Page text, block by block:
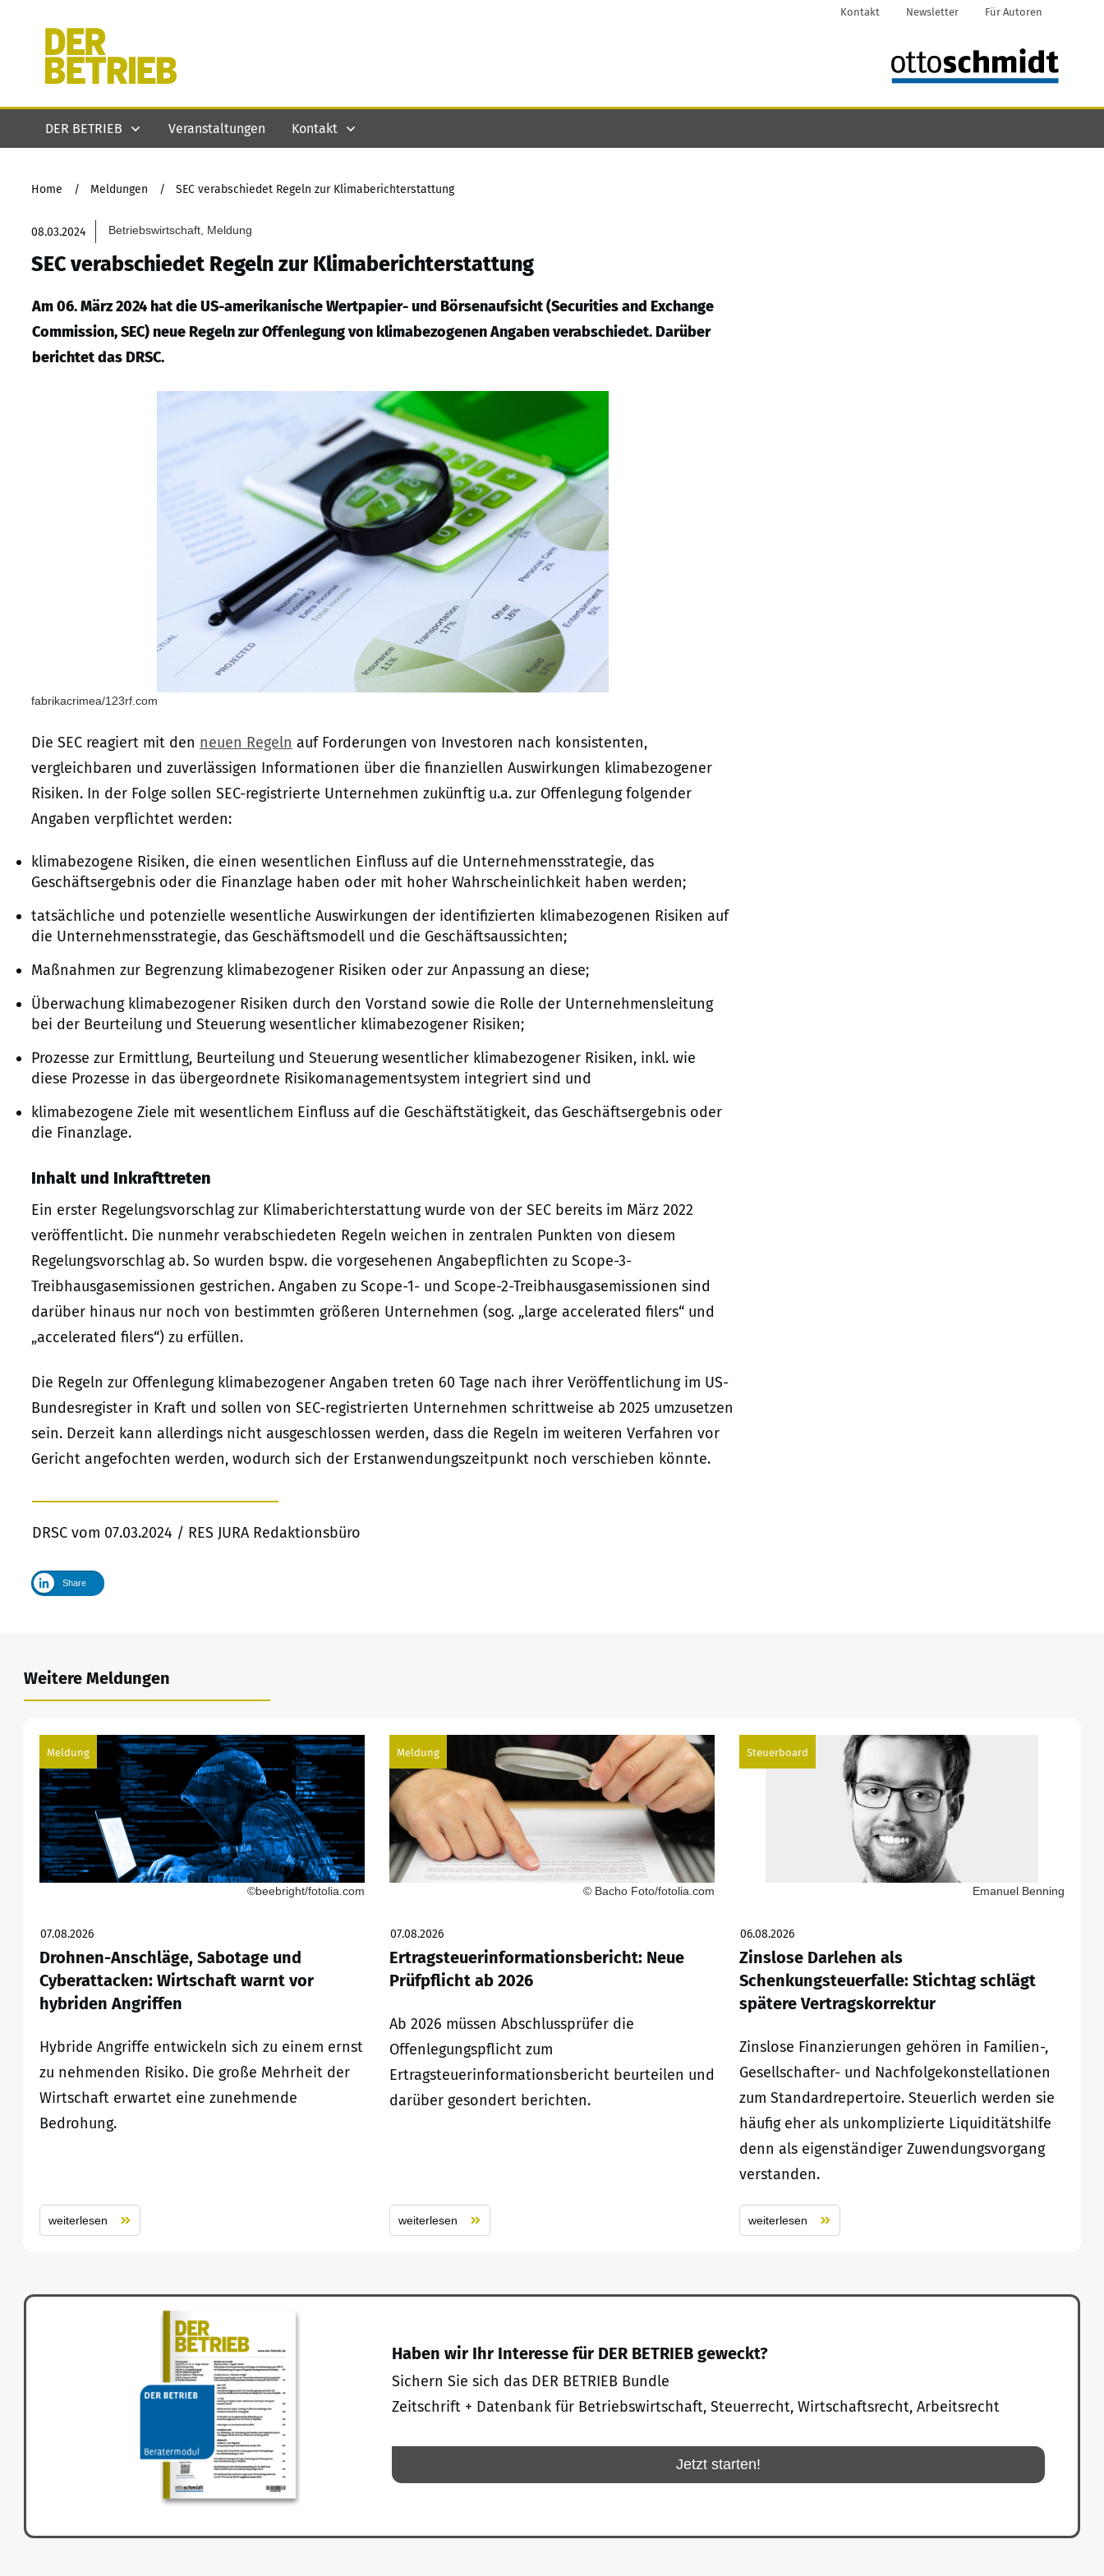
Kontakt Newsletter Für Autoren
DER BETRIEB Veranstaltungen Kontakt
Home / Meldungen / SEC verabschiedet Regeln zur Klimaberichterstattung
08.03.2024 Betriebswirtschaft, Meldung
SEC verabschiedet Regeln zur Klimaberichterstattung
Am 06. März 2024 hat die US-amerikanische Wertpapier- und Börsenaufsicht (Securities and Exchange
Commission, SEC) neue Regeln zur Offenlegung von klimabezogenen Angaben verabschiedet. Darüber
berichtet das DRSC.
fabrikacrimea/123rf.com
Die SEC reagiert mit den neuen Regeln auf Forderungen von Investoren nach konsistenten,
vergleichbaren und zuverlässigen Informationen über die finanziellen Auswirkungen klimabezogener
Risiken. In der Folge sollen SEC-registrierte Unternehmen zukünftig u.a. zur Offenlegung folgender
Angaben verpflichtet werden:
klimabezogene Risiken, die einen wesentlichen Einfluss auf die Unternehmensstrategie, das
Geschäftsergebnis oder die Finanzlage haben oder mit hoher Wahrscheinlichkeit haben werden;
tatsächliche und potenzielle wesentliche Auswirkungen der identifizierten klimabezogenen Risiken auf
die Unternehmensstrategie, das Geschäftsmodell und die Geschäftsaussichten;
Maßnahmen zur Begrenzung klimabezogener Risiken oder zur Anpassung an diese;
Überwachung klimabezogener Risiken durch den Vorstand sowie die Rolle der Unternehmensleitung
bei der Beurteilung und Steuerung wesentlicher klimabezogener Risiken;
Prozesse zur Ermittlung, Beurteilung und Steuerung wesentlicher klimabezogener Risiken, inkl. wie
diese Prozesse in das übergeordnete Risikomanagementsystem integriert sind und
klimabezogene Ziele mit wesentlichem Einfluss auf die Geschäftstätigkeit, das Geschäftsergebnis oder
die Finanzlage.
Inhalt und Inkrafttreten
Ein erster Regelungsvorschlag zur Klimaberichterstattung wurde von der SEC bereits im März 2022
veröffentlicht. Die nunmehr verabschiedeten Regeln weichen in zentralen Punkten von diesem
Regelungsvorschlag ab. So wurden bspw. die vorgesehenen Angabepflichten zu Scope-3-
Treibhausgasemissionen gestrichen. Angaben zu Scope-1- und Scope-2-Treibhausgasemissionen sind
darüber hinaus nur noch von bestimmten größeren Unternehmen (sog. „large accelerated filers“ und
„accelerated filers“) zu erfüllen.
Die Regeln zur Offenlegung klimabezogener Angaben treten 60 Tage nach ihrer Veröffentlichung im US-
Bundesregister in Kraft und sollen von SEC-registrierten Unternehmen schrittweise ab 2025 umzusetzen
sein. Derzeit kann allerdings nicht ausgeschlossen werden, dass die Regeln im weiteren Verfahren vor
Gericht angefochten werden, wodurch sich der Erstanwendungszeitpunkt noch verschieben könnte.
DRSC vom 07.03.2024 / RES JURA Redaktionsbüro
Share
Weitere Meldungen
Meldung
©beebright/fotolia.com
07.08.2026
Drohnen-Anschläge, Sabotage und
Cyberattacken: Wirtschaft warnt vor
hybriden Angriffen
Hybride Angriffe entwickeln sich zu einem ernst
zu nehmenden Risiko. Die große Mehrheit der
Wirtschaft erwartet eine zunehmende
Bedrohung.
weiterlesen
Meldung
© Bacho Foto/fotolia.com
07.08.2026
Ertragsteuerinformationsbericht: Neue
Prüfpflicht ab 2026
Ab 2026 müssen Abschlussprüfer die
Offenlegungspflicht zum
Ertragsteuerinformationsbericht beurteilen und
darüber gesondert berichten.
weiterlesen
Steuerboard
Emanuel Benning
06.08.2026
Zinslose Darlehen als
Schenkungsteuerfalle: Stichtag schlägt
spätere Vertragskorrektur
Zinslose Finanzierungen gehören in Familien-,
Gesellschafter- und Nachfolgekonstellationen
zum Standardrepertoire. Steuerlich werden sie
häufig eher als unkomplizierte Liquiditätshilfe
denn als eigenständiger Zuwendungsvorgang
verstanden.
weiterlesen
Haben wir Ihr Interesse für DER BETRIEB geweckt?
Sichern Sie sich das DER BETRIEB Bundle
Zeitschrift + Datenbank für Betriebswirtschaft, Steuerrecht, Wirtschaftsrecht, Arbeitsrecht
Jetzt starten!